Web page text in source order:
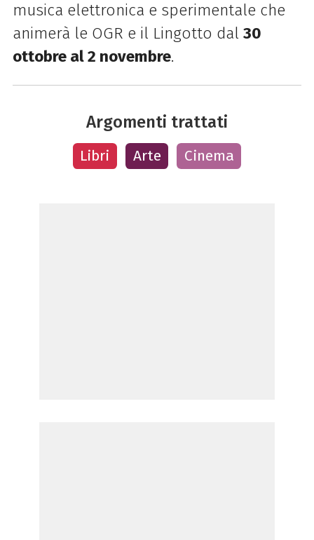
musica elettronica e sperimentale che
animerà le OGR e il Lingotto dal 30
ottobre al 2 novembre.
Argomenti trattati
Libri Arte Cinema